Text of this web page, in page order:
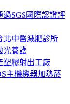
SGS國際認證評
北中醫減肥診所
光養護
塑膠射出工廠
主機機器加熱菸